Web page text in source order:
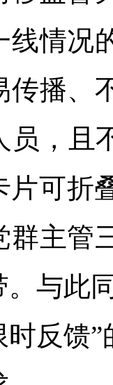
线情况
传播、
员，且
可折
群主管
。与此
反馈”